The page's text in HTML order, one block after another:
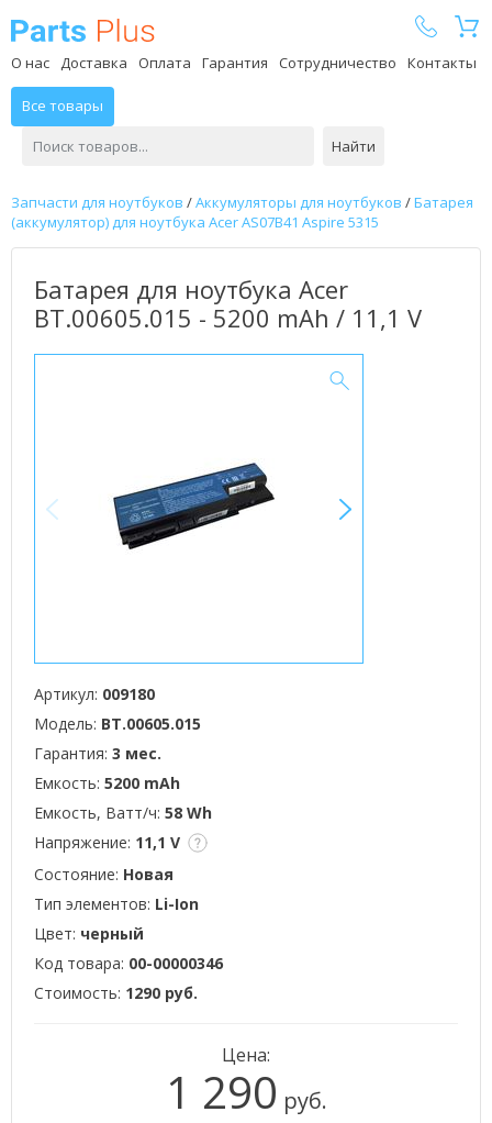
О нас Доставка Оплата Гарантия Сотрудничество Контакты
Все товары
Найти
Запчасти для ноутбуков /Аккумуляторы для ноутбуков /Батарея
(аккумулятор) для ноутбука Acer AS07B41 Aspire 5315
Батарея для ноутбука Acer
BT.00605.015 - 5200 mAh / 11,1 V
Артикул: 009180
Модель: BT.00605.015
Гарантия: 3 мес.
Емкость: 5200 mAh
Емкость, Ватт/ч: 58 Wh
Напряжение: 11,1 V
Состояние: Новая
Тип элементов: Li-Ion
Цвет: черный
Код товара: 00-00000346
Стоимость: 1290 руб.
Цена:
1 290 руб.